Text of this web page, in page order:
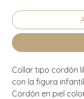
Collar tipo cordón
con la figura
Cordón en piel